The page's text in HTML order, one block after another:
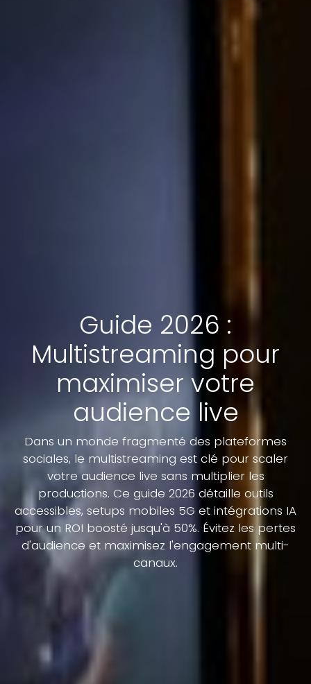
Guide 2026 :
Multistreaming pour
maximiser votre
audience live
Dans un monde fragmenté des plateformes
sociales, le multistreaming est clé pour scaler
votre audience live sans multiplier les
productions. Ce guide 2026 détaille outils
accessibles, setups mobiles 5G et intégrations IA
pour un ROI boosté jusqu'à 50%. Évitez les pertes
d'audience et maximisez l'engagement multi-
canaux.